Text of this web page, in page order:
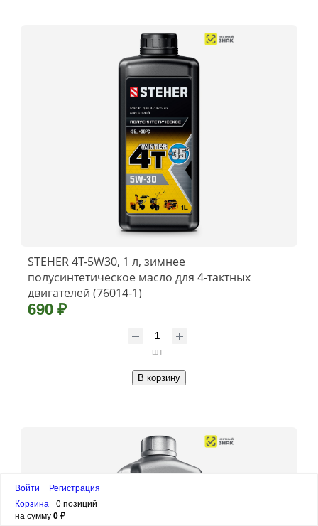
STEHER 4Т-5W30, 1 л, зимнее
полусинтетическое масло для 4-тактных
двигателей (76014-1)
690 ₽
шт
В корзину
Войти
Регистрация
Корзина
0 позиций
на сумму0 ₽